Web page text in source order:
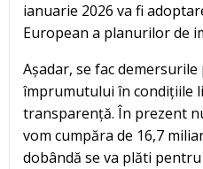
ianuarie 2026 va fi
European a planurilor de
Așadar, se fac
împrumutului în condițiile
transparență. În prezent
vom cumpăra de 16,7
dobândă se va plăti